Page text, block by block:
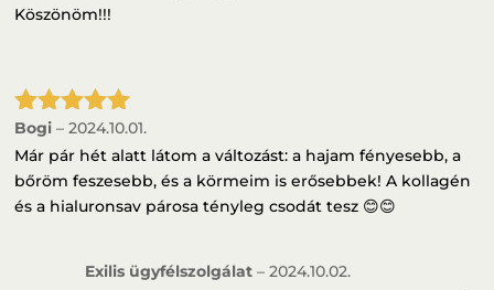
Köszönöm!!!
Értékelés:
5/ 5
Bogi– 2024.10.01.
Már pár hét alatt látom a változást: a hajam fényesebb, a
bőröm feszesebb, és a körmeim is erősebbek! A kollagén
és a hialuronsav párosa tényleg csodát tesz 😊😊
Exilis ügyfélszolgálat– 2024.10.02.